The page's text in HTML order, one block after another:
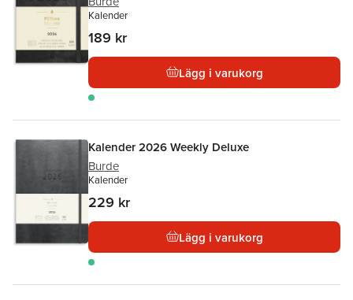
Kalender
189 kr
Lägg i varukorg
Kalender 2026 Weekly Deluxe
Burde
Kalender
229 kr
Lägg i varukorg